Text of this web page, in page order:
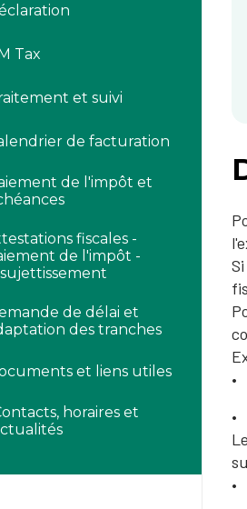
Tax
et suivi
de facturation
de l'impôt et
fiscales -
de l'impôt -
de délai et
des tranches
et liens utiles
horaires et